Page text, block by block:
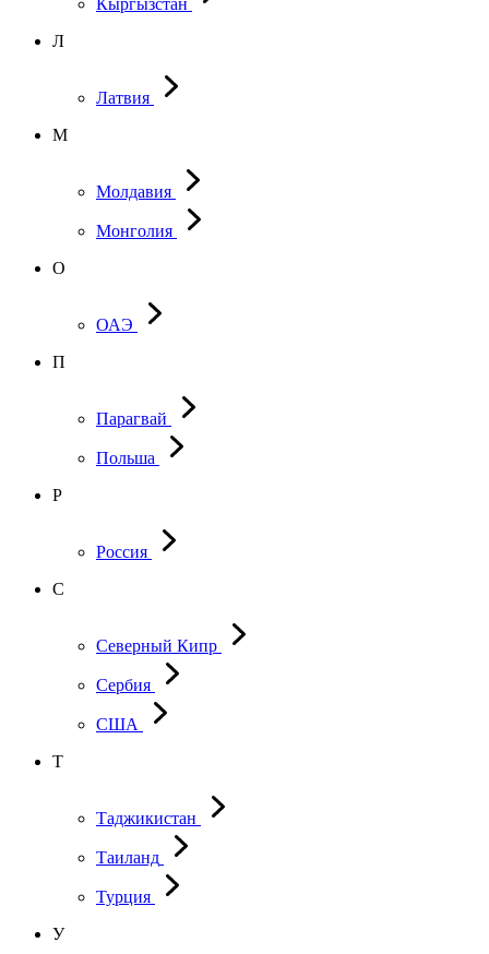
Л
Латвия
М
Молдавия
Монголия
О
ОАЭ
П
Парагвай
Польша
Р
Россия
С
Северный Кипр
Сербия
США
Т
Таджикистан
Таиланд
Турция
У